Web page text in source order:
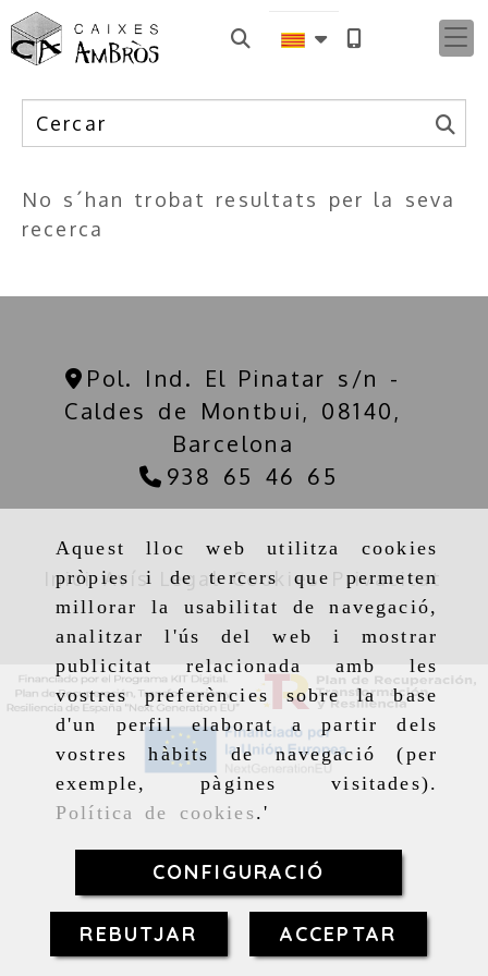
Aquest lloc web utilitza cookies
pròpies i de tercers que permeten
millorar la usabilitat de navegació,
analitzar l'ús del web i mostrar
publicitat relacionada amb les
vostres preferències sobre la base
d'un perfil elaborat a partir dels
vostres hàbits de navegació (per
exemple, pàgines visitades).
Política de cookies.'
CONFIGURACIÓ
REBUTJAR ACCEPTAR
Resultats de la recerca:
No s´han trobat resultats per la seva
recerca
Pol. Ind. El Pinatar s/n -
Caldes de Montbui, 08140,
Barcelona
938 65 46 65
Inici Avís Legal Cookies Privacitat